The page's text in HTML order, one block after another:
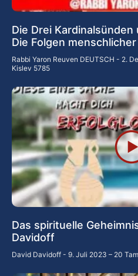
Die Drei
Die Folgen
Rabbi Yaron Reuven DEUTSCH
2.
Kislev 5785
Das spirituelle
Davidoff
David Davidoff 9. Juli 2023 – 20